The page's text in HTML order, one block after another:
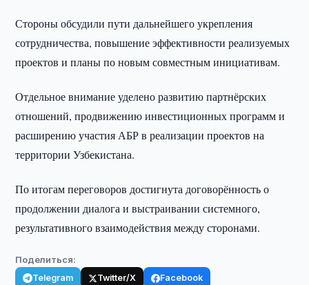
Стороны обсудили пути дальнейшего укрепления
сотрудничества, повышение эффективности реализуемых
проектов и планы по новым совместным инициативам.
Отдельное внимание уделено развитию партнёрских
отношений, продвижению инвестиционных программ и
расширению участия АБР в реализации проектов на
территории Узбекистана.
По итогам переговоров достигнута договорённость о
продолжении диалога и выстраивании системного,
результативного взаимодействия между сторонами.
Поделиться:
Telegram Twitter/X Facebook